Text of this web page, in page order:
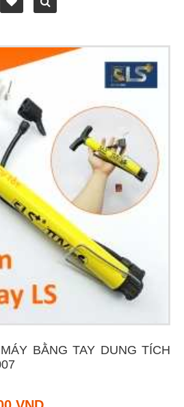
BẰNG TAY DUNG TÍCH